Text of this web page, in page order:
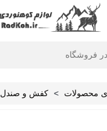
محصولات > کفش و صندل